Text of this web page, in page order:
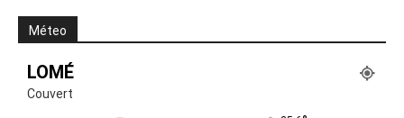
Méteo
LOMÉ
Couvert